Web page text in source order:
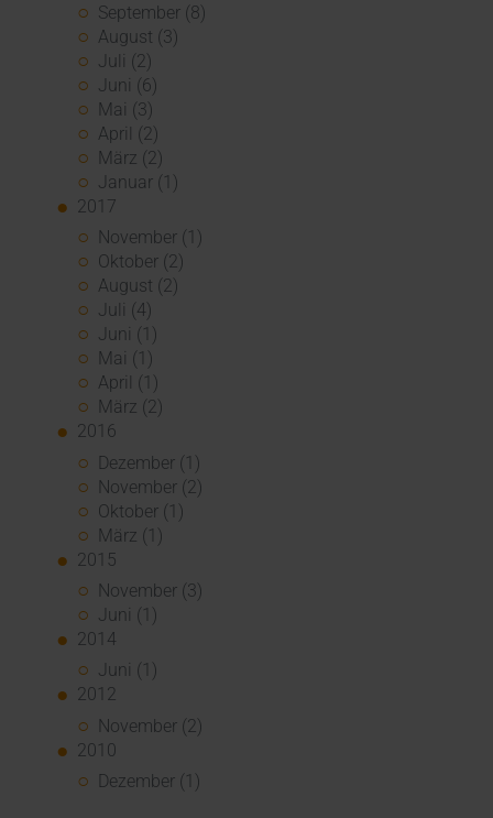
September (8)
August (3)
Juli (2)
Juni (6)
Mai (3)
April (2)
März (2)
Januar (1)
2017
November (1)
Oktober (2)
August (2)
Juli (4)
Juni (1)
Mai (1)
April (1)
März (2)
2016
Dezember (1)
November (2)
Oktober (1)
März (1)
2015
November (3)
Juni (1)
2014
Juni (1)
2012
November (2)
2010
Dezember (1)